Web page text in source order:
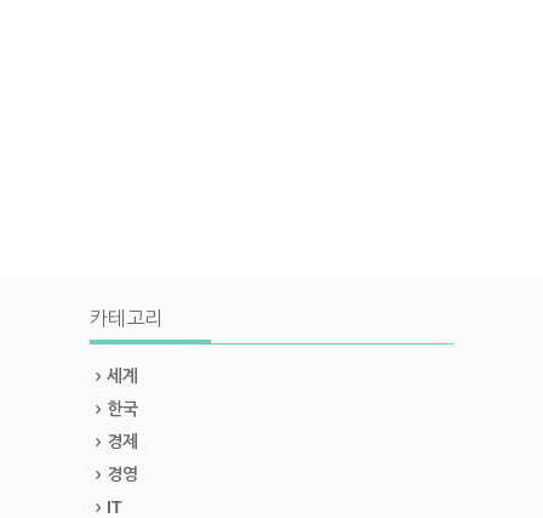
카테고리
세계
한국
경제
경영
IT